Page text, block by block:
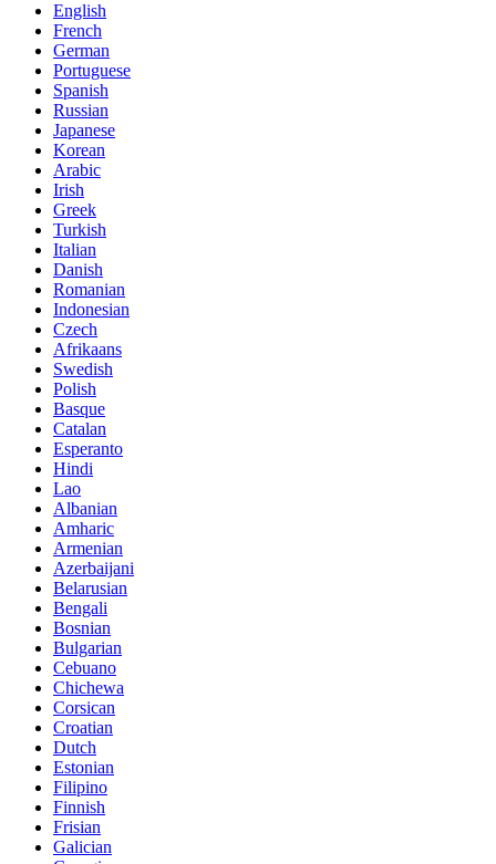
English
French
German
Portuguese
Spanish
Russian
Japanese
Korean
Arabic
Irish
Greek
Turkish
Italian
Danish
Romanian
Indonesian
Czech
Afrikaans
Swedish
Polish
Basque
Catalan
Esperanto
Hindi
Lao
Albanian
Amharic
Armenian
Azerbaijani
Belarusian
Bengali
Bosnian
Bulgarian
Cebuano
Chichewa
Corsican
Croatian
Dutch
Estonian
Filipino
Finnish
Frisian
Galician